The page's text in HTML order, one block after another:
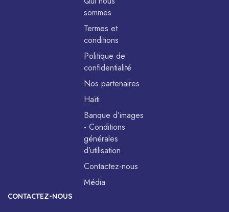
sommes
Termes et
conditions
Politique de
confidentialité
Nos partenaires
Haïti
Banque d’images
- Conditions
générales
d’utilisation
Contactez-nous
Média
CONTACTEZ-NOUS